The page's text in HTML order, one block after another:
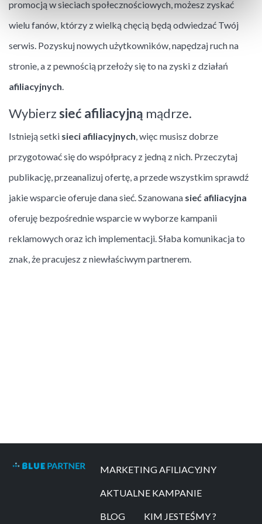
promocją w sieciach społecznościowych, możesz zyskać
wielu fanów, którzy z wielką chęcią będą odwiedzać Twój
serwis. Pozyskuj nowych użytkowników, napędzaj ruch na
stronie, a z pewnością przełoży się to na zyski z działań
afiliacyjnych
Wybierzsieć afiliacyjną mądrze.
Istnieją setki sieci afiliacyjnych , więc musisz dobrze
przygotować się do współpracy z jedną z nich. Przeczytaj
publikację, przeanalizuj ofertę, a przede wszystkim sprawdź
jakie wsparcie oferuje dana sieć. Szanowana sieć afiliacyjna
oferuję bezpośrednie wsparcie w wyborze kampanii
reklamowych oraz ich implementacji. Słaba komunikacja to
znak, że pracujesz z niewłaściwym partnerem.
MARKETING AFILIACYJNY
AKTUALNE KAMPANIE
BLOG KIM JESTEŚMY ?